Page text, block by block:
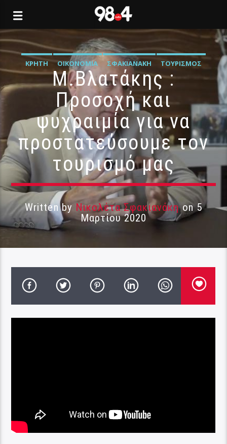
ΚΡΉΤΗ ΟΙΚΟΝΟΜΊΑ ΣΦΑΚΙΑΝΆΚΗ ΤΟΥΡΙΣΜΌΣ
Μ.Βλατάκης :
Προσοχή και
ψυχραιμία για να
προστατεύσουμε τον
τουρισμό μας
Written by Νικολέτα Σφακιανάκηon 5
Μαρτίου 2020